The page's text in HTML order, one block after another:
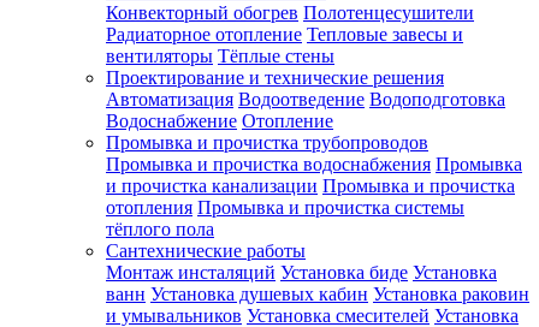
Конвекторный обогрев Полотенцесушители
Радиаторное отопление Тепловые завесы и
вентиляторы Тёплые стены
Проектирование и технические решения
Автоматизация Водоотведение Водоподготовка
Водоснабжение Отопление
Промывка и прочистка трубопроводов
Промывка и прочистка водоснабжения Промывка
и прочистка канализации Промывка и прочистка
отопления Промывка и прочистка системы
тёплого пола
Сантехнические работы
Монтаж инсталяций Установка биде Установка
ванн Установка душевых кабин Установка раковин
и умывальников Установка смесителей Установка